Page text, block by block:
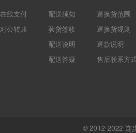
在线支付
对公转账
配送须知
验货签收
配送说明
配送答疑
退换货范围
退换货规则
退款说明
售后联系方
© 2012-2022 连